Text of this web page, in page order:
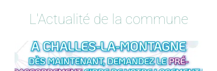
L'Actualité de la commune